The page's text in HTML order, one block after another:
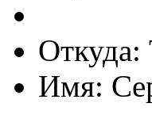
Откуда:
Имя: